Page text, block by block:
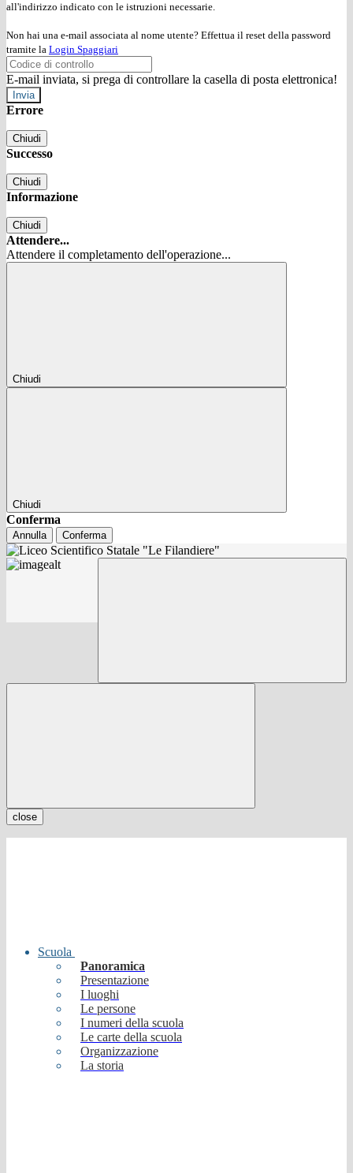
all'indirizzo indicato con le istruzioni necessarie.
Non hai una e-mail associata al nome utente? Effettua il reset della password
tramite la Login Spaggiari
E-mail inviata, si prega di controllare la casella di posta elettronica!
Errore
Chiudi
Successo
Chiudi
Informazione
Chiudi
Attendere...
Attendere il completamento dell'operazione...
Chiudi
Chiudi
Conferma
Annulla Conferma
close
Scuola
Panoramica
Presentazione
I luoghi
Le persone
I numeri della scuola
Le carte della scuola
Organizzazione
La storia